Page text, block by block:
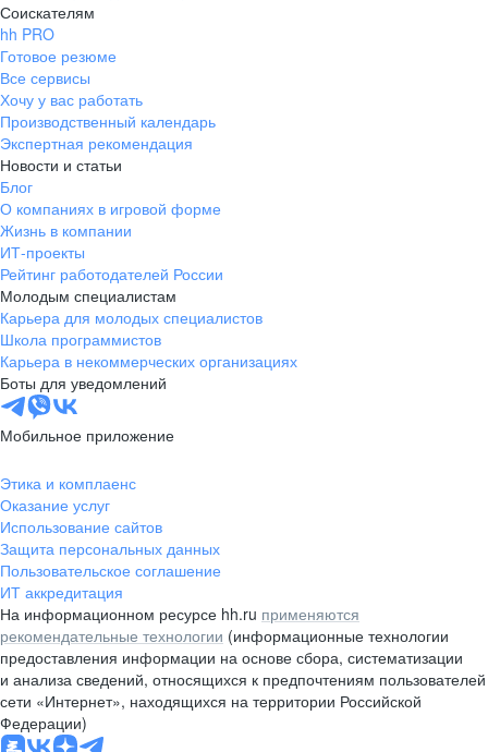
Соискателям
hh PRO
Готовое резюме
Все сервисы
Хочу у вас работать
Производственный календарь
Экспертная рекомендация
Новости и статьи
Блог
О компаниях в игровой форме
Жизнь в компании
ИТ-проекты
Рейтинг работодателей России
Молодым специалистам
Карьера для молодых специалистов
Школа программистов
Карьера в некоммерческих организациях
Боты для уведомлений
Мобильное приложение
Этика и комплаенс
Оказание услуг
Использование сайтов
Защита персональных данных
Пользовательское соглашение
ИТ аккредитация
На информационном ресурсе hh.ru применяются
рекомендательные технологии (информационные технологии
предоставления информации на основе сбора, систематизации
и анализа сведений, относящихся к предпочтениям пользователей
сети «Интернет», находящихся на территории Российской
Федерации)